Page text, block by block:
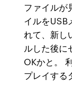
ファイルが
イルをUSB
れて、新し
ルした後に
OKかと。
プレイする